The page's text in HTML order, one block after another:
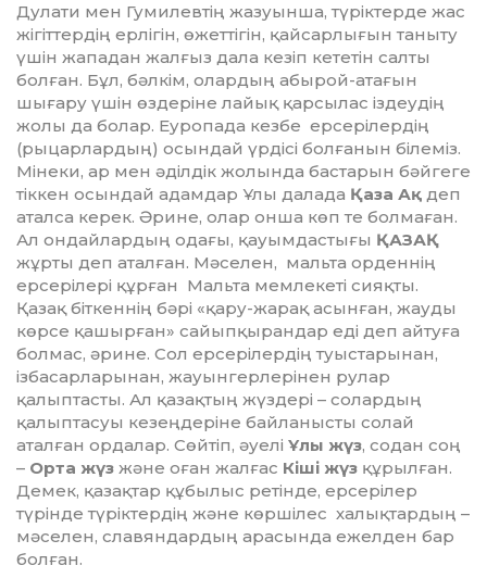
Дулати мен Гумилевтің жазуынша, түріктерде жас
жігіттердің ерлігін, өжеттігін, қайсарлығын таныту
үшін жападан жалғыз дала кезіп кететін салты
болған. Бұл, бәлкім, олардың абырой-атағын
шығару үшін өздеріне лайық қарсылас іздеудің
жолы да болар. Еуропада кезбе ерсерілердің
(рыцарлардың) осындай үрдісі болғанын білеміз.
Мінеки, ар мен әділдік жолында бастарын бәйгеге
тіккен осындай адамдар Ұлы далада Қаза Ақ деп
аталса керек. Әрине, олар онша көп те болмаған.
Ал ондайлардың одағы, қауымдастығы ҚАЗАҚ
жұрты деп аталған. Мәселен, мальта орденнің
ерсерілері құрған Мальта мемлекеті сияқты.
Қазақ біткеннің бәрі «қару-жарақ асынған, жауды
көрсе қашырған» сайыпқырандар еді деп айтуға
болмас, әрине. Сол ерсерілердің туыстарынан,
ізбасарларынан, жауынгерлерінен рулар
қалыптасты. Ал қазақтың жүздері – солардың
қалыптасуы кезеңдеріне байланысты солай
аталған ордалар. Сөйтіп, әуелі Ұлы жүз, содан соң
– Орта жүз және оған жалғас Кіші жүз құрылған.
Демек, қазақтар құбылыс ретінде, ерсерілер
түрінде түріктердің және көршілес халықтардың –
мәселен, славяндардың арасында ежелден бар
болған.